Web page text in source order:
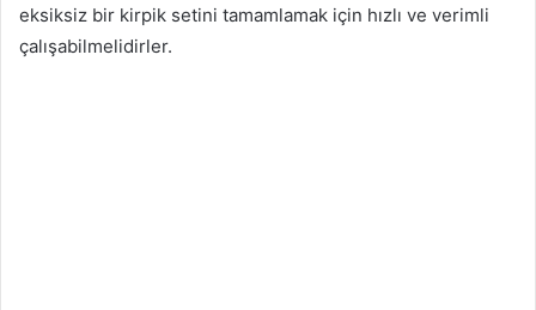
eksiksiz bir kirpik setini tamamlamak için hızlı ve verimli
çalışabilmelidirler.